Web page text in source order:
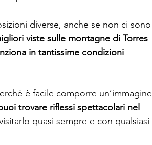
diverse, anche se non ci sono
viste sulle montagne di Torres
in tantissime condizioni
è facile comporre un’immagine
trovare riflessi spettacolari nel
quasi sempre e con qualsiasi